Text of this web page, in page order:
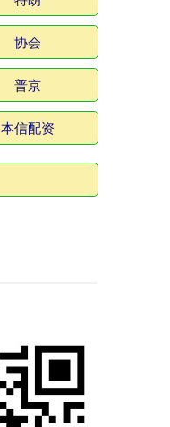
协会
普京
本信配资